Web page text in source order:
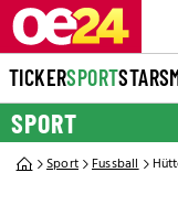
TICKERSPORTSTARS
SPORT
Sport Fussball